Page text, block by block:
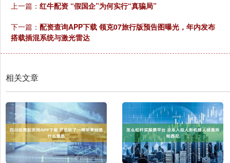
上一篇： 红牛配资 “假国企”为何实行“真骗局”
下一篇： 配资查询APP下载 领克07旅行版预告图曝光，年内发布
搭载插混系统与激光雷达
相关文章